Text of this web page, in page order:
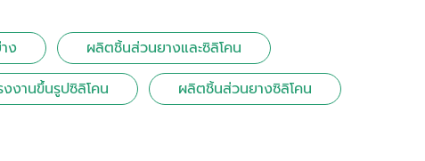
ง
ผลิตชิ้นส่วนยางและซิลิโคน
งงานขึ้นรูปซิลิโคน
ผลิตชิ้นส่วนยางซิลิโคน